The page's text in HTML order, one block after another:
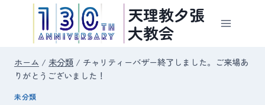
天理教夕張
大教会
ホーム / 未分類 / チャリティーバザー終了しました。ご来場あ
りがとうございました！
未分類